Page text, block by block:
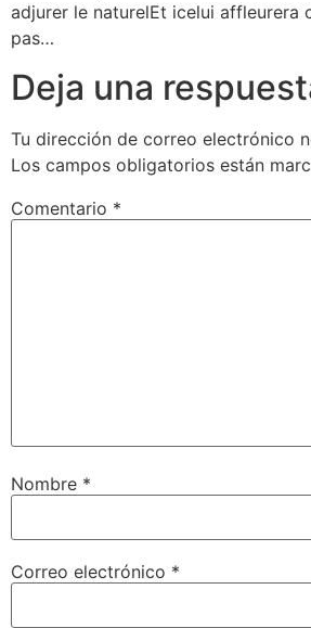
adjurer le naturelEt icelui affleurera
pas…
Deja una
Tu dirección de correo electrónico
Los campos obligatorios están
Comentario *
Nombre *
Correo electrónico *